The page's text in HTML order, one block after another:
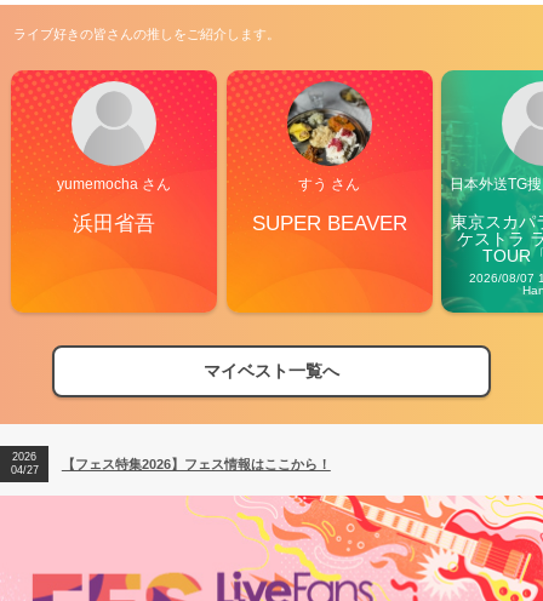
ライブ好きの皆さんの推しをご紹介します。
yumemocha さん
浜田省吾
すう さん
SUPER BEAVER
日本外送TG
東京スカパ
ケストラ
TOUR
2026/08/07
マイベスト一覧へ
【フェス特集2026】フェス情報はここから！
【ライブ動員ランキング】2026年上半期編発表！
2026
04/27
【フェス特集2026】フェス情報はここから！
2026
【ライブ動員ランキング】2026年上半期編発表！